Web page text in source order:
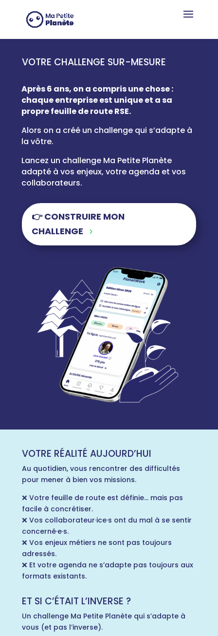
VOTRE CHALLENGE SUR-MESURE
Après 6 ans, on a compris une chose :
chaque entreprise est unique et a sa
propre feuille de route RSE.
Alors on a créé un challenge qui s’adapte à
la vôtre.
Lancez un challenge Ma Petite Planète
adapté à vos enjeux, votre agenda et vos
collaborateurs.
👉 CONSTRUIRE MON
CHALLENGE
VOTRE RÉALITÉ AUJOURD’HUI
Au quotidien, vous rencontrer des difficultés
pour mener à bien vos missions.
❌ Votre feuille de route est définie… mais pas
facile à concrétiser.
❌ Vos collaborateur·ice·s ont du mal à se sentir
concerné·e·s.
❌ Vos enjeux métiers ne sont pas toujours
adressés.
❌ Et votre agenda ne s’adapte pas toujours aux
formats existants.
ET SI C’ÉTAIT L’INVERSE ?
Un challenge Ma Petite Planète qui s’adapte à
vous (et pas l’inverse).